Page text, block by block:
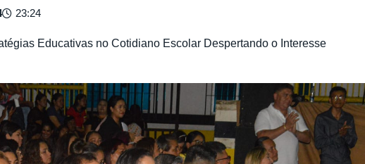
23:24
Educativas no Cotidiano Escolar Despertando o Interesse